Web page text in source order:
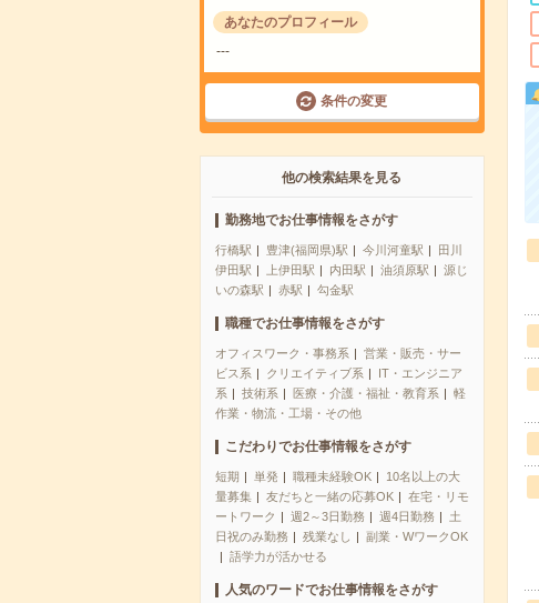
あなたのプロフィール
---
条件の変更
他の検索結果を見る
勤務地でお仕事情報をさがす
行橋駅 豊津(福岡県)駅 今川河童駅
田川
伊田駅
上伊田駅 内田駅 油須原駅
源じ
いの森駅
赤駅 勾金駅
職種でお仕事情報をさがす
オフィスワーク・事務系
営業・販売・サー
ビス系
クリエイティブ系
IT・エンジニア
系
技術系 医療・介護・福祉・教育系
軽
作業・物流・工場・その他
こだわりでお仕事情報をさがす
短期 単発 職種未経験OK
10名以上の大
量募集
友だちと一緒の応募OK
在宅・リモ
ートワーク
週2～3日勤務 週4日勤務
土
日祝のみ勤務
残業なし
副業・WワークOK
語学力が活かせる
人気のワードでお仕事情報をさがす